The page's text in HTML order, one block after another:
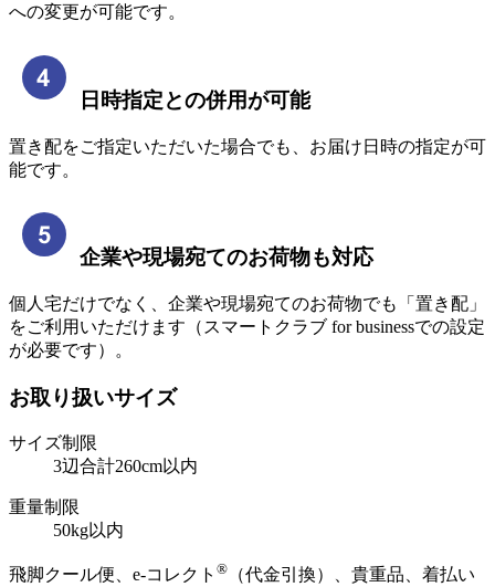
への変更が可能です。
日時指定との併用が可能
置き配をご指定いただいた場合でも、お届け日時の指定が可
能です。
企業や現場宛てのお荷物も対応
個人宅だけでなく、企業や現場宛てのお荷物でも「置き配」
をご利用いただけます（スマートクラブ for businessでの設定
が必要です）。
お取り扱いサイズ
サイズ制限
3辺合計260cm以内
重量制限
50kg以内
飛脚クール便、e-コレクト ® （代金引換）、貴重品、着払い